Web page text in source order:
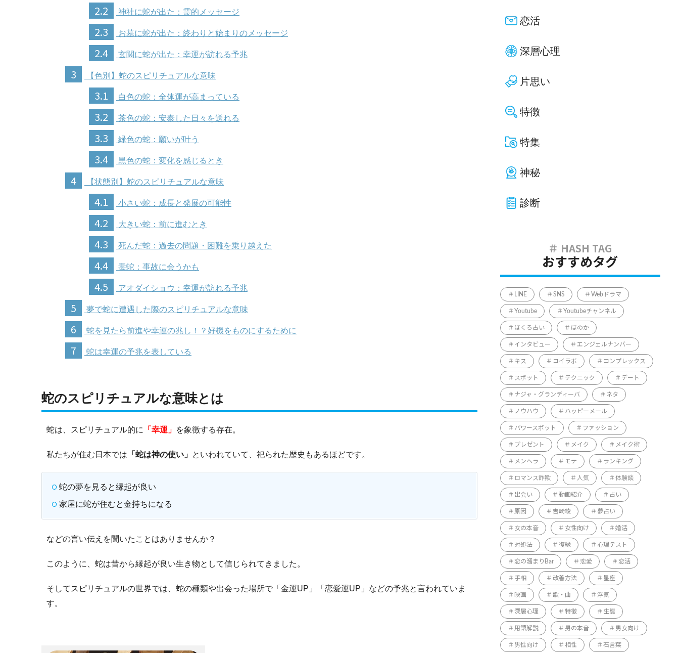
2.2 神社に蛇が出た：霊的メッセージ
2.3 お墓に蛇が出た：終わりと始まりのメッセージ
2.4 玄関に蛇が出た：幸運が訪れる予兆
3 【色別】蛇のスピリチュアルな意味
3.1 白色の蛇：全体運が高まっている
3.2 茶色の蛇：安泰した日々を送れる
3.3 緑色の蛇：願いが叶う
3.4 黒色の蛇：変化を感じるとき
4 【状態別】蛇のスピリチュアルな意味
4.1 小さい蛇：成長と発展の可能性
4.2 大きい蛇：前に進むとき
4.3 死んだ蛇：過去の問題・困難を乗り越えた
4.4 毒蛇：事故に会うかも
4.5 アオダイショウ：幸運が訪れる予兆
5 夢で蛇に遭遇した際のスピリチュアルな意味
6 蛇を見たら前進や幸運の兆し！？好機をものにするために
7 蛇は幸運の予兆を表している
蛇のスピリチュアルな意味とは
蛇は、スピリチュアル的に 「幸運」 を象徴する存在。
私たちが住む日本では 「蛇は神の使い」 といわれていて、祀られた歴史もあるほどです。
蛇の夢を見ると縁起が良い
家屋に蛇が住むと金持ちになる
などの言い伝えを聞いたことはありませんか？
このように、蛇は昔から縁起が良い生き物として信じられてきました。
そしてスピリチュアルの世界では、蛇の種類や出会った場所で「金運UP」「恋愛運UP」などの予兆と言われていま
す。
恋活
深層心理
片思い
特徴
特集
神秘
診断
おすすめタグ
LINE SNS Webドラマ
Youtube Youtubeチャンネル
ほくろ占い ほのか
インタビュー エンジェルナンバー
キス コイラボ コンプレックス
スポット テクニック デート
ナジャ・グランディーバ ネタ
ノウハウ ハッピーメール
パワースポット ファッション
プレゼント メイク メイク術
メンヘラ モテ ランキング
ロマンス詐欺 人気 体験談
出会い 動画紹介 占い
原因 吉崎綾 夢占い
女の本音 女性向け 婚活
対処法 復縁 心理テスト
恋の溜まりBar 恋愛 恋活
手相 改善方法 星座
映画 歌・曲 浮気
深層心理 特徴 生態
用語解説 男の本音 男女向け
男性向け 相性 石言葉